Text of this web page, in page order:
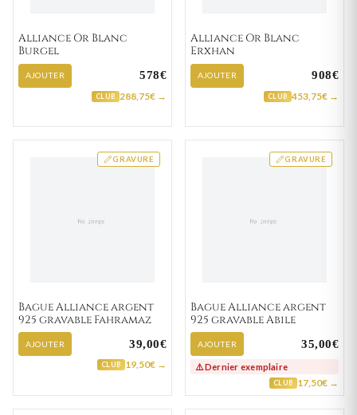
Alliance Or Blanc
Burgel
AJOUTER 578€
CLUB 288,75€ →
Alliance Or Blanc
Erxhan
AJOUTER 908€
CLUB 453,75€ →
GRAVURE
Bague Alliance argent
925 gravable Fahramaz
AJOUTER 39,00€
CLUB 19,50€ →
GRAVURE
Bague Alliance argent
925 gravable Abile
AJOUTER 35,00€
⚠️ Dernier exemplaire
CLUB 17,50€ →